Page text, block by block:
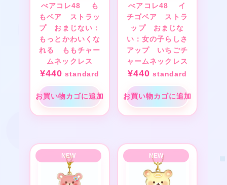
べアコレ48 も
もベア ストラッ
プ おまじない：
もっとかわいくな
れる ももチャー
ムネックレス
¥440 standard
お買い物カゴに追加
べアコレ48 イ
チゴベア ストラ
ップ おまじな
い：女の子らしさ
アップ いちごチ
ャームネックレス
¥440 standard
お買い物カゴに追加
❤
★
❤